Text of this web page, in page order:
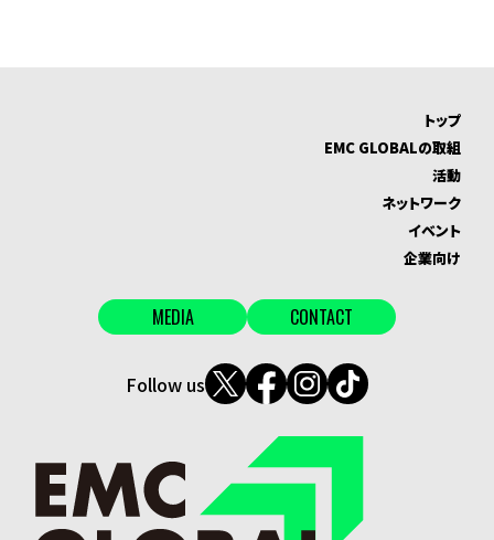
トップ
EMC GLOBALの取組
活動
ネットワーク
イベント
企業向け
MEDIA CONTACT
Follow us